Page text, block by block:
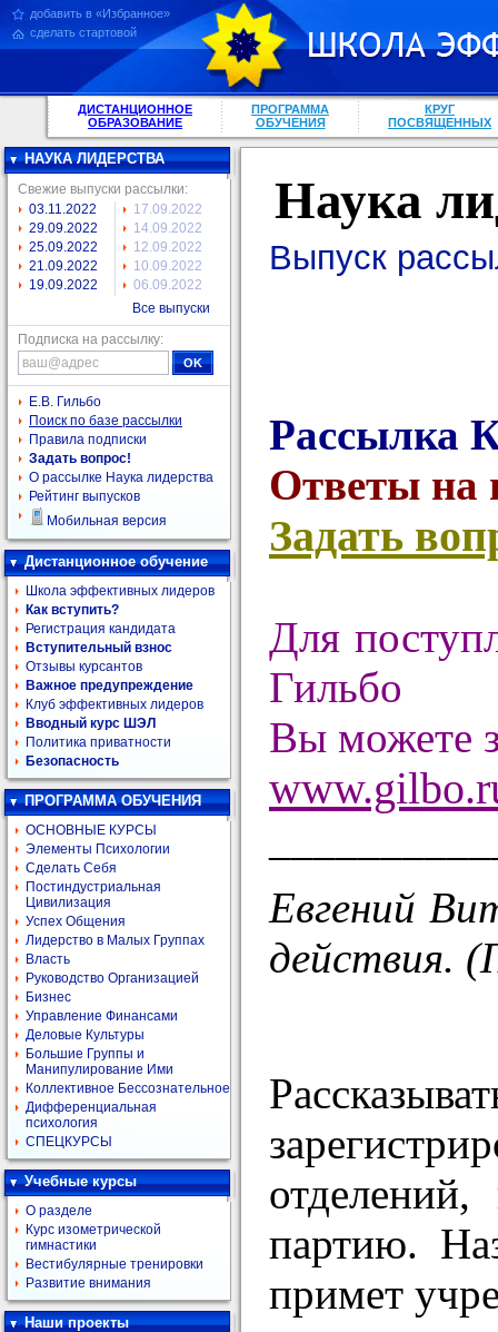
добавить в «Избранное»
сделать стартовой
ДИСТАНЦИОННОЕ
ОБРАЗОВАНИЕ
ПРОГРАММА
ОБУЧЕНИЯ
КРУГ
ПОСВЯЩЕННЫХ
НАУКА ЛИДЕРСТВА
Свежие выпуски рассылки:
03.11.2022
29.09.2022
25.09.2022
21.09.2022
19.09.2022
17.09.2022
14.09.2022
12.09.2022
10.09.2022
06.09.2022
Все выпуски
Подписка на рассылку:
Е.В. Гильбо
Поиск по базе рассылки
Правила подписки
Задать вопрос!
О рассылке Наука лидерства
Рейтинг выпусков
Мобильная версия
Дистанционное обучение
Школа эффективных лидеров
Как вступить?
Регистрация кандидата
Вступительный взнос
Отзывы курсантов
Важное предупреждение
Клуб эффективных лидеров
Вводный курс ШЭЛ
Политика приватности
Безопасность
ПРОГРАММА ОБУЧЕНИЯ
ОСНОВНЫЕ КУРСЫ
Элементы Психологии
Сделать Себя
Постиндустриальная
Цивилизация
Успех Общения
Лидерство в Малых Группах
Власть
Руководство Организацией
Бизнес
Управление Финансами
Деловые Культуры
Большие Группы и
Манипулирование Ими
Коллективное Бессознательное
Дифференциальная
психология
СПЕЦКУРСЫ
Учебные курсы
О разделе
Курс изометрической
гимнастики
Вестибулярные тренировки
Развитие внимания
Наши проекты
Наука
Выпуск
Рассылка
Ответы на
Задать
Для
Гильбо
Вы можете
Евгений
действия.
партию.
примет